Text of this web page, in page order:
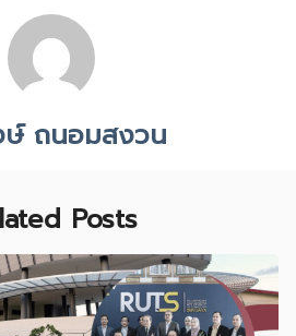
ถนอมสงวน
Posts